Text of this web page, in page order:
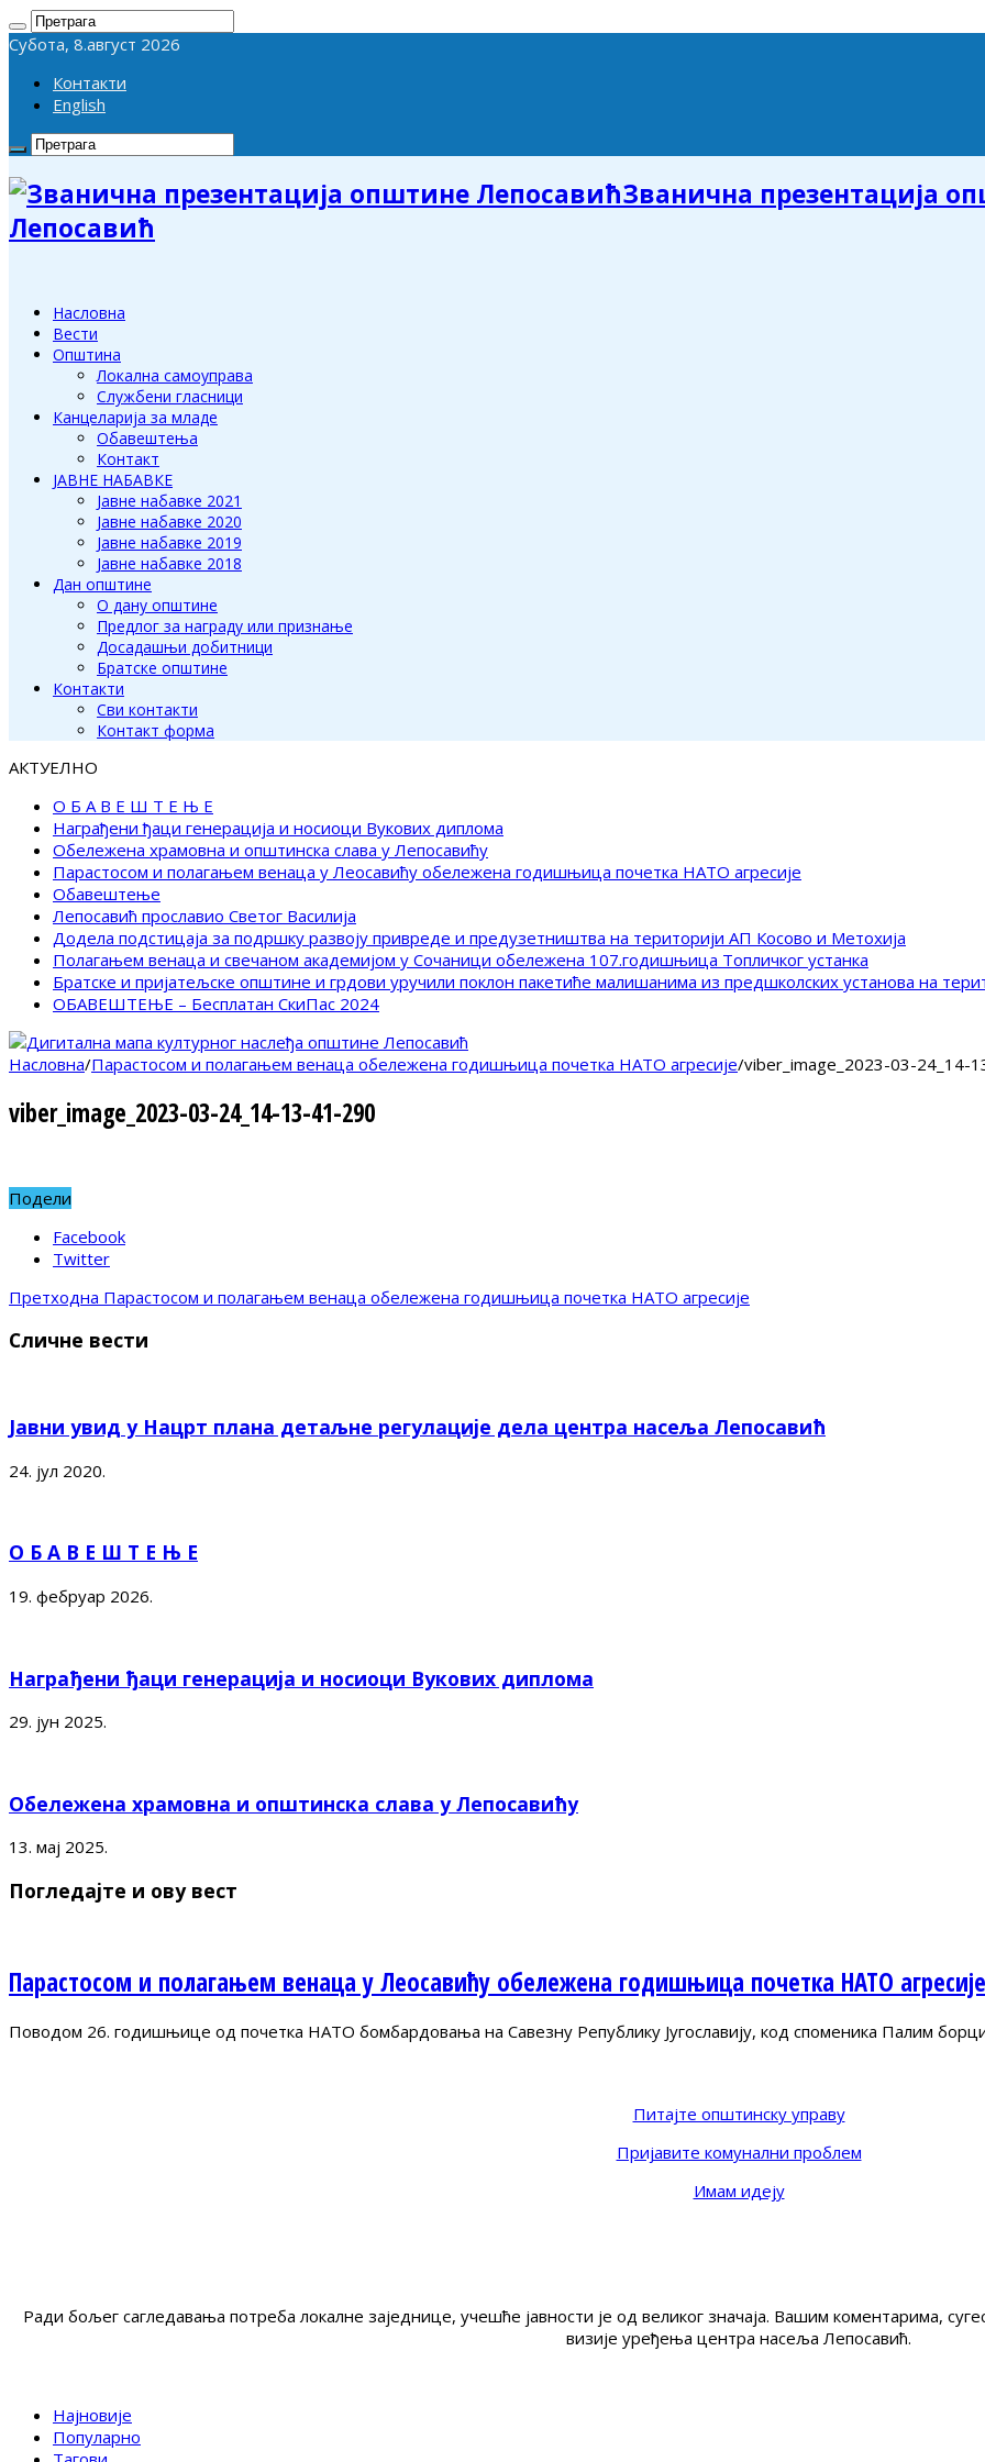
Субота, 8.август 2026
Контакти
English
Званична презентација
Лепосавић
Насловна
Вести
Општина
Локална самоуправа
Службени гласници
Канцеларија за младе
Обавештења
Контакт
ЈАВНЕ НАБАВКЕ
Јавне набавке 2021
Јавне набавке 2020
Јавне набавке 2019
Јавне набавке 2018
Дан општине
О дану општине
Предлог за награду или признање
Досадашњи добитници
Братске општине
Контакти
Сви контакти
Контакт форма
АКТУЕЛНО
О Б А В Е Ш Т Е Њ Е
Награђени ђаци генерација и носиоци Вукових диплома
Обележена храмовна и општинска слава у Лепосавићу
Парастосом и полагањем венаца у Леосавићу обележена годишњица почетка НАТО агресије
Обавештење
Лепосавић прославио Светог Василија
Додела подстицаја за подршку развоју привреде и предузетништва на територији АП Косово и Метохија
Полагањем венаца и свечаном академијом у Сочаници обележена 107.годишњица Топличког устанка
Братске и пријатељске општине и грдови уручили поклон пакетиће малишанима из предшколских установа на
ОБАВЕШТЕЊЕ – Бесплатан СкиПас 2024
Насловна/Парастосом и полагањем венаца обележена годишњица почетка НАТО агресије/viber_image_2023-03-24_14-
viber_image_2023-03-24_14-13-41-290
Подели
Facebook
Twitter
Претходна Парастосом и полагањем венаца обележена годишњица почетка НАТО агресије
Сличне вести
Јавни увид у Нацрт плана детаљне регулације дела центра насеља Лепосавић
24. јул 2020.
О Б А В Е Ш Т Е Њ Е
19. фебруар 2026.
Награђени ђаци генерација и носиоци Вукових диплома
29. јун 2025.
Обележена храмовна и општинска слава у Лепосавићу
13. мај 2025.
Погледајте и ову вест
Парастосом и полагањем венаца у Леосавићу обележена годишњица почетка НАТО агресије
Поводом 26. годишњице од почетка НАТО бомбардовања на Савезну Републику Југославију, код споменика Палим
Питајте општинску управу
Пријавите комунални проблем
Имам идеју
Ради бољег сагледавања потреба локалне заједнице, учешће јавности је од великог значаја. Вашим коментарима,
визије уређења центра насеља Лепосавић.
Најновије
Популарно